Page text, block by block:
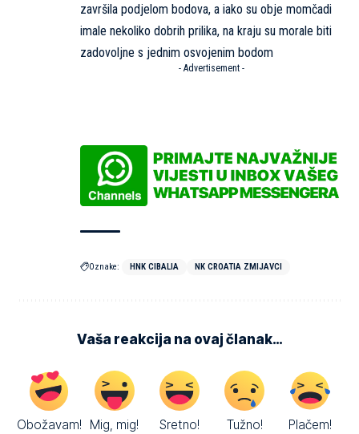
završila podjelom bodova, a iako su obje momčadi
imale nekoliko dobrih prilika, na kraju su morale biti
zadovoljne s jednim osvojenim bodom
- Advertisement -
Oznake: HNK CIBALIA NK CROATIA ZMIJAVCI
Vaša reakcija na ovaj članak…
Obožavam!
Mig, mig!
Sretno!
Tužno!
Plačem!